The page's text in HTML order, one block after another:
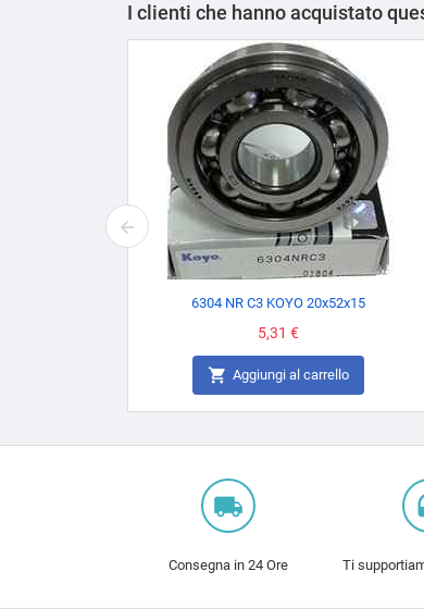
I clienti che hanno acquistato
6304 NR C3 KOYO 20x52x15
Prezzo
5,31 €
 Aggiungi al carrello
local_shipping
Consegna in 24 Ore Ti